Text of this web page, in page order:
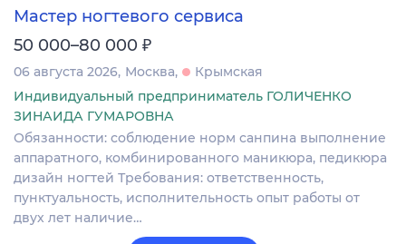
Мастер ногтевого сервиса
50 000–80 000 ₽
06 августа 2026 Москва
Крымская
Индивидуальный предприниматель ГОЛИЧЕНКО
ЗИНАИДА ГУМАРОВНА
Обязанности: соблюдение норм санпина выполнение
аппаратного, комбинированного маникюра, педикюра
дизайн ногтей Требования: ответственность,
пунктуальность, исполнительность опыт работы от
двух лет наличие…